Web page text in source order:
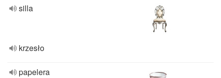
silla
krzesło
papelera